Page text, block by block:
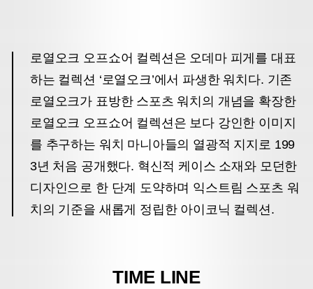
로열오크 오프쇼어 컬렉션은 오데마 피게를 대표
하는 컬렉션 ‘로열오크’에서 파생한 워치다. 기존
로열오크가 표방한 스포츠 워치의 개념을 확장한
로열오크 오프쇼어 컬렉션은 보다 강인한 이미지
를 추구하는 워치 마니아들의 열광적 지지로 199
3년 처음 공개했다. 혁신적 케이스 소재와 모던한
디자인으로 한 단계 도약하며 익스트림 스포츠 워
치의 기준을 새롭게 정립한 아이코닉 컬렉션.
TIME LINE